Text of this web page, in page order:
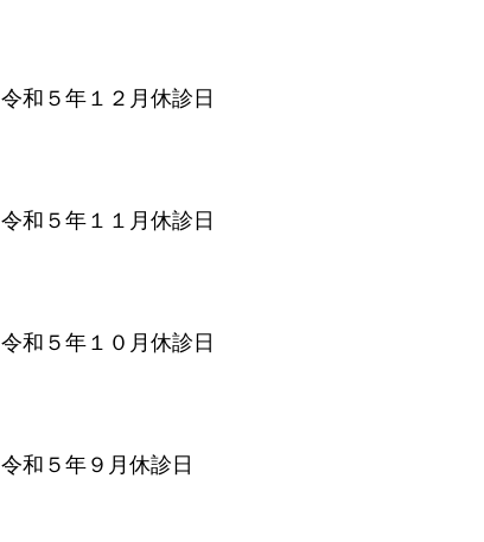
令和５年１２月休診日
令和５年１１月休診日
令和５年１０月休診日
令和５年９月休診日